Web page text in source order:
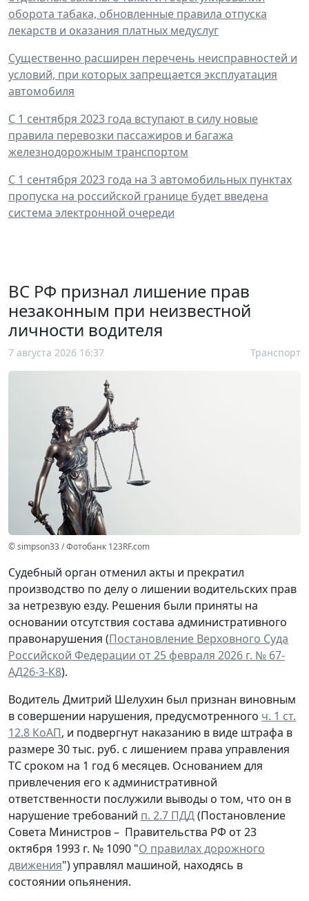
оборота табака, обновленные правила отпуска
лекарств и оказания платных медуслуг
Существенно расширен перечень неисправностей и
условий, при которых запрещается эксплуатация
автомобиля
С 1 сентября 2023 года вступают в силу новые
правила перевозки пассажиров и багажа
железнодорожным транспортом
С 1 сентября 2023 года на 3 автомобильных пунктах
пропуска на российской границе будет введена
система электронной очереди
ВС РФ признал лишение прав
незаконным при неизвестной
личности водителя
7 августа 2026 16:37 Транспорт
© simpson33 / Фотобанк 123RF.com
Судебный орган отменил акты и прекратил
производство по делу о лишении водительских прав
за нетрезвую езду. Решения были приняты на
основании отсутствия состава административного
правонарушения (Постановление Верховного Суда
Российской Федерации от 25 февраля 2026 г. № 67-
АД26-3-К8).
Водитель Дмитрий Шелухин был признан виновным
в совершении нарушения, предусмотренного ч. 1 ст.
12.8 КоАП, и подвергнут наказанию в виде штрафа в
размере 30 тыс. руб. с лишением права управления
ТС сроком на 1 год 6 месяцев. Основанием для
привлечения его к административной
ответственности послужили выводы о том, что он в
нарушение требований п. 2.7 ПДД(Постановление
Совета Министров – Правительства РФ от 23
октября 1993 г. № 1090 "О правилах дорожного
движения") управлял машиной, находясь в
состоянии опьянения.